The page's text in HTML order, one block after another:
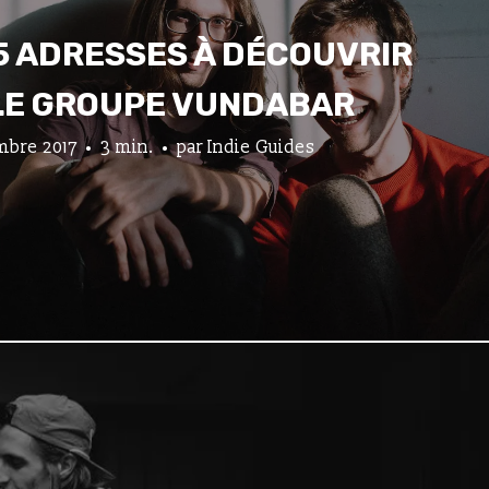
ADRESSES À DÉCOUVRIR
GROUPE VUNDABAR
2017 3 min. par Indie Guides